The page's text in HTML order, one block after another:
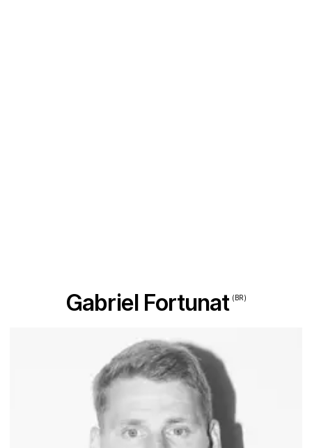
Gabriel Fortunat (BR)